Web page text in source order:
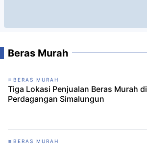
Beras Murah
BERAS MURAH
Tiga Lokasi Penjualan Beras Murah di
Perdagangan Simalungun
BERAS MURAH